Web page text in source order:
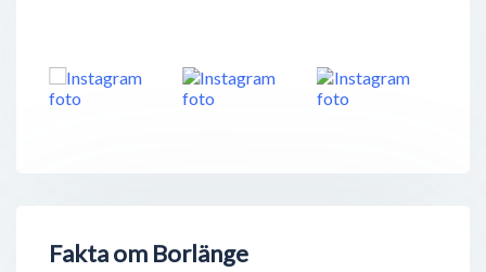
Fakta om Borlänge